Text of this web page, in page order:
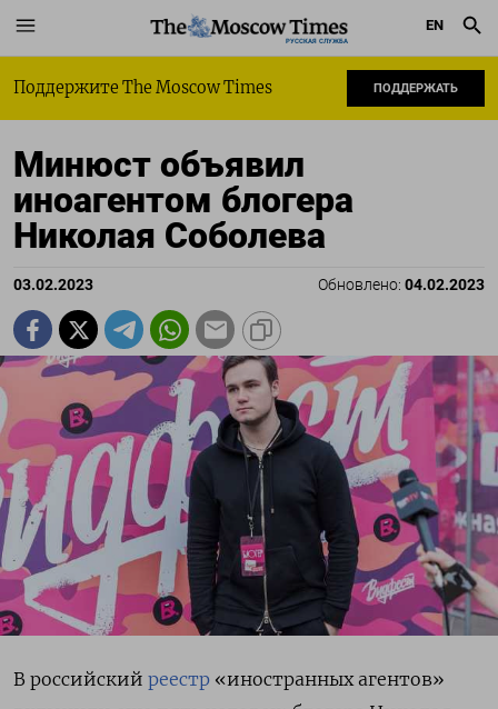
РУССКАЯ СЛУЖБА
EN
Поддержите The Moscow Times ПОДДЕРЖАТЬ
Минюст объявил
иноагентом блогера
Николая Соболева
03.02.2023 Обновлено: 04.02.2023
В российский реестр «иностранных агентов»